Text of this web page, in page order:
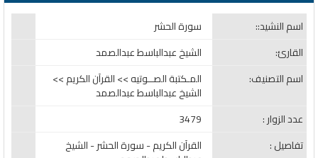
اسم النشيد::
سورة الحشر
القارئ:
الشيخ عبدالباسط عبدالصمد
اسم التصنيف:
المـكتبة الصــوتيه >> القرآن الكريم >>
الشيخ عبدالباسط عبدالصمد
عدد الزوار :
3479
تفاصيل :
القرآن الكريم - سورة الحشر - الشيخ